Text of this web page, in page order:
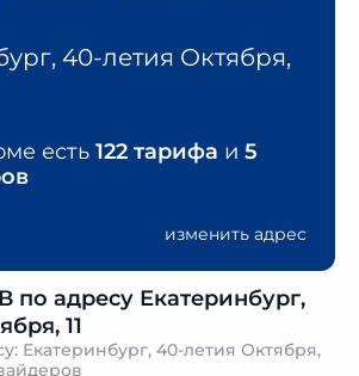
изменить адрес
40-летия Октября,
есть 122 тарифа и 5
по адресу Екатеринбург,
11
Екатеринбург, 40-летия Октября,